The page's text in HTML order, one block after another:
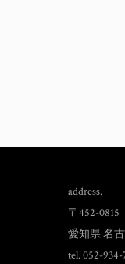
address.
〒452-0815
愛知県 名
tel. 052-934-